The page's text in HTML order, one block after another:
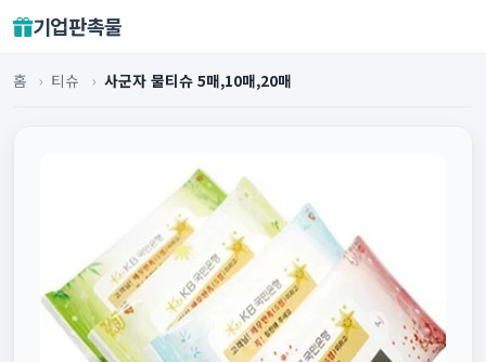
기업판촉물
홈 › 티슈 › 사군자 물티슈 5매,10매,20매